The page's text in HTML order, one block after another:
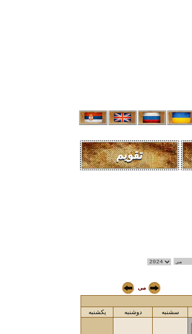
تقویم
می
یکشنبه دوشنبه سشنبه